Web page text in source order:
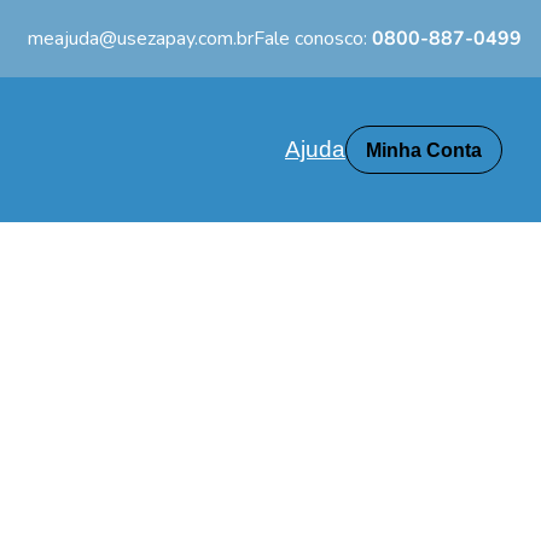
meajuda@usezapay.com.brFale conosco: 0800-887-0499
Ajuda Minha Conta